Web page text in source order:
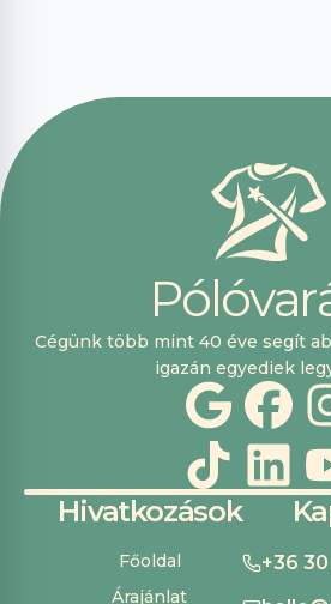
fogok innen
Pólóvar
Cégünk több mint 40 éve segít
igazán egyediek
Hivatkozások
Főoldal
Árajánlat
+36 30